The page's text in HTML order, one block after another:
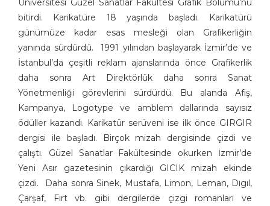
Aşkın Ayrancıoğlu
Atay SÖZER
Atila Özer
Attila Peken
Ayhan Kiraz
Ayşe Işın
Ayten Köse
Bedri Koraman
Behiç Ak
Behiç Yalçın Ayrancıoğlu
Beytullah Heper
Üniversitesi Güzel Sanatlar Fakültesi Grafik Bölümü’nü
bitirdi. Karikatüre 18 yaşında başladı. Karikatürü
günümüze kadar esas mesleği olan Grafikerliğin
yanında sürdürdü. 1991 yılından başlayarak İzmir’de ve
İstanbul’da çeşitli reklam ajanslarında önce Grafikerlik
daha sonra Art Direktörlük daha sonra Sanat
Yönetmenliği görevlerini sürdürdü. Bu alanda Afiş,
Kampanya, Logotype ve amblem dallarında sayısız
ödüller kazandı. Karikatür serüveni ise ilk önce GIRGIR
dergisi ile başladı. Birçok mizah dergisinde çizdi ve
çalıştı. Güzel Sanatlar Fakültesinde okurken İzmir’de
Yeni Asır gazetesinin çıkardığı GICIK mizah ekinde
çizdi. Daha sonra Sinek, Mustafa, Limon, Leman, Dıgıl,
Çarşaf, Fırt vb. gibi dergilerde çizgi romanları ve